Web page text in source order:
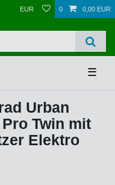
EUR 0 0,00 EUR
☰
Urban
Twin mit
Elektro